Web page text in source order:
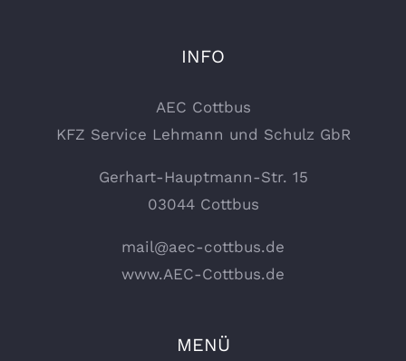
INFO
AEC Cottbus
KFZ Service Lehmann und Schulz GbR
Gerhart-Hauptmann-Str. 15
03044 Cottbus
mail@aec-cottbus.de
www.AEC-Cottbus.de
MENÜ